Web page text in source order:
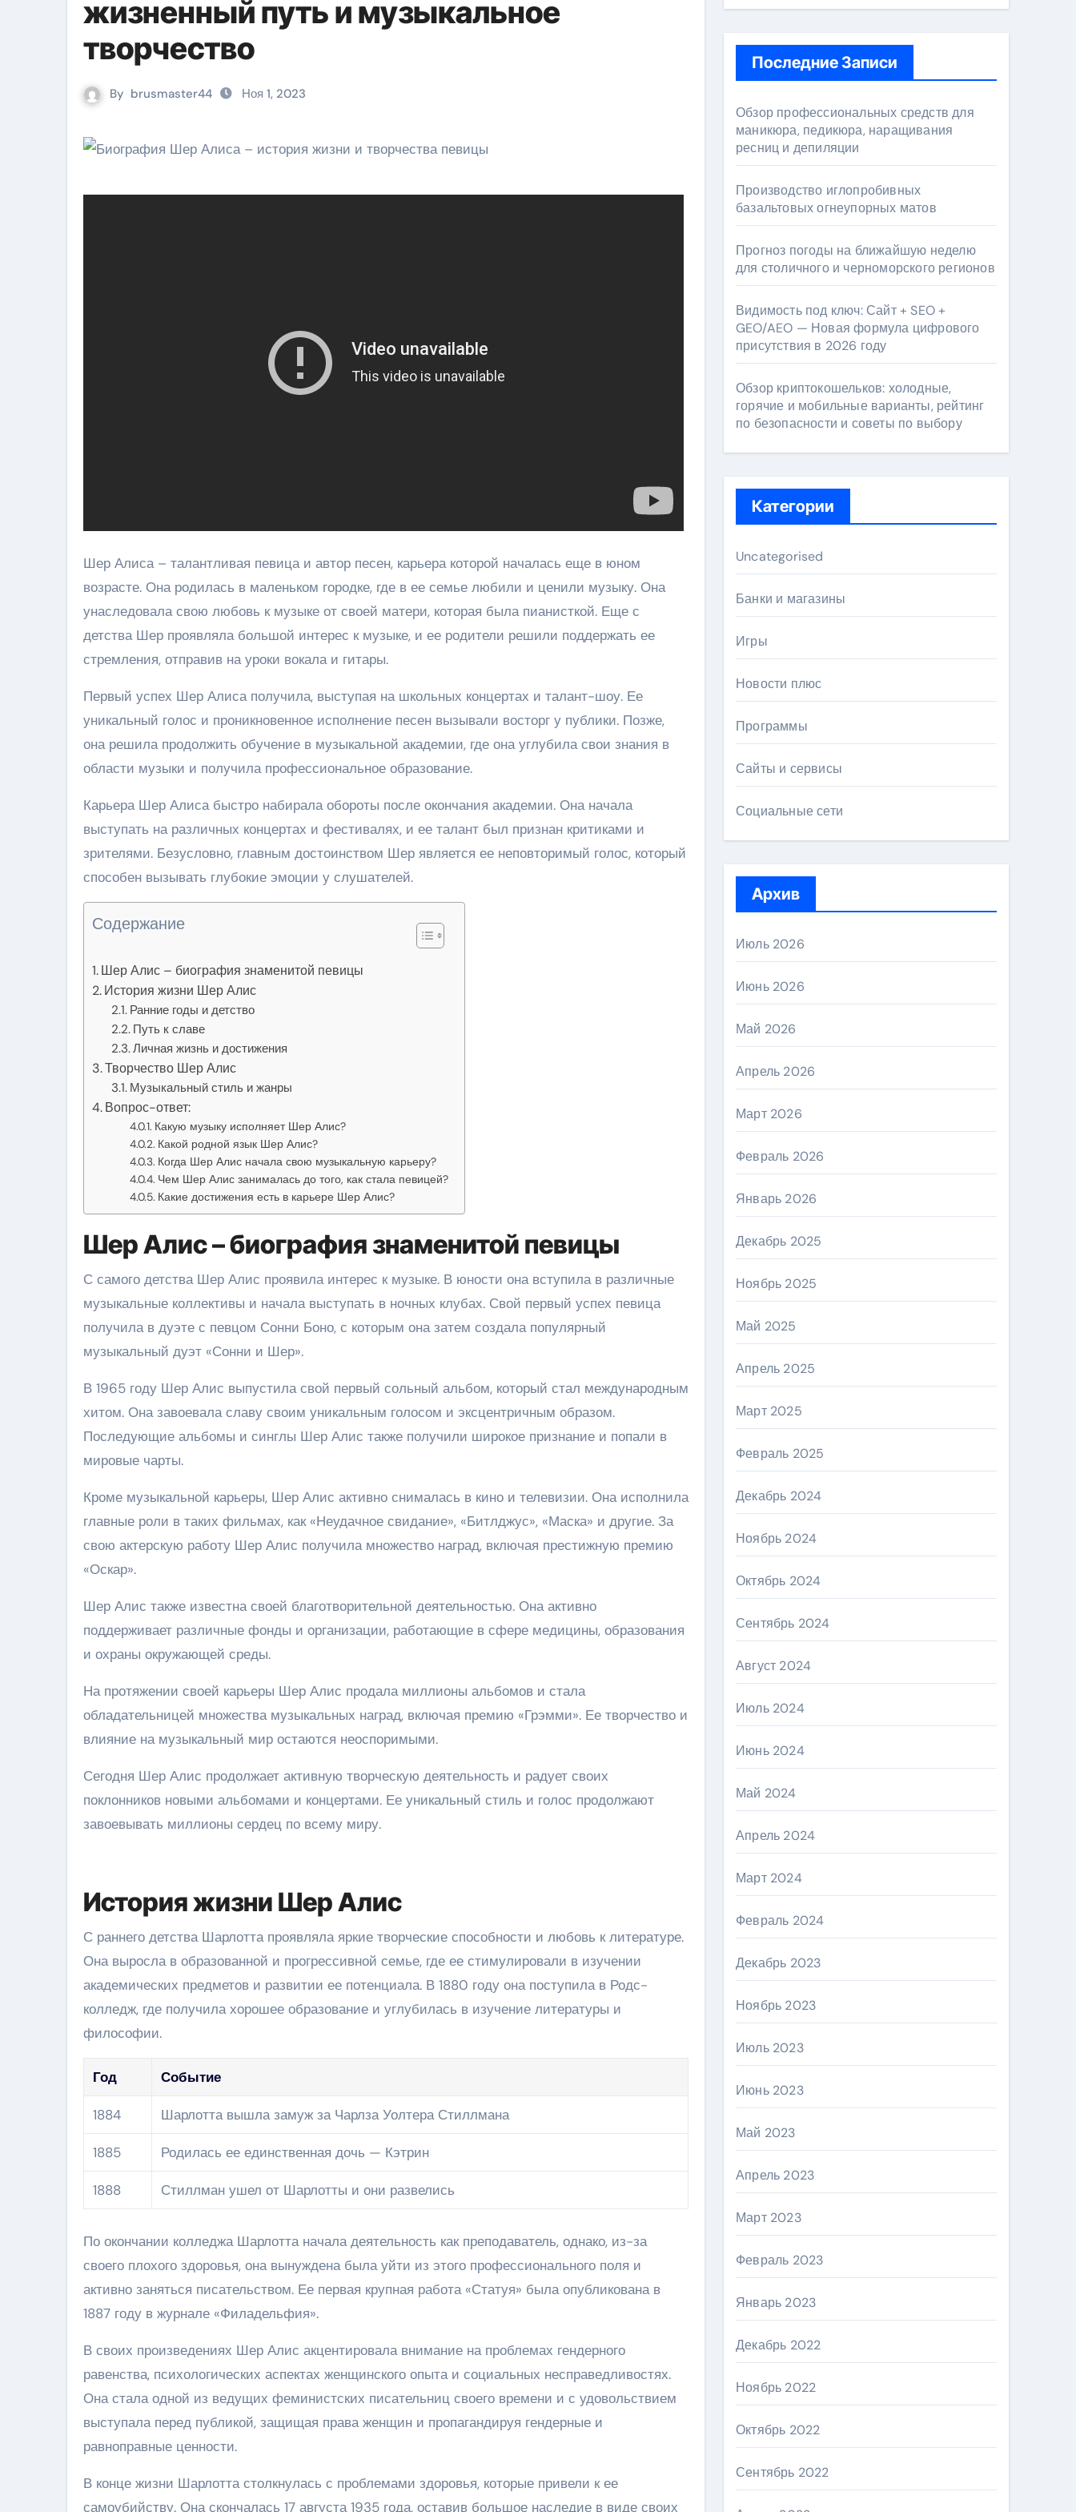
жизненный путь и музыкальное
творчество
By brusmaster44 Ноя 1, 2023
Шер Алиса – талантливая певица и автор песен, карьера которой началась еще в юном
возрасте. Она родилась в маленьком городке, где в ее семье любили и ценили музыку. Она
унаследовала свою любовь к музыке от своей матери, которая была пианисткой. Еще с
детства Шер проявляла большой интерес к музыке, и ее родители решили поддержать ее
стремления, отправив на уроки вокала и гитары.
Первый успех Шер Алиса получила, выступая на школьных концертах и талант-шоу. Ее
уникальный голос и проникновенное исполнение песен вызывали восторг у публики. Позже,
она решила продолжить обучение в музыкальной академии, где она углубила свои знания в
области музыки и получила профессиональное образование.
Карьера Шер Алиса быстро набирала обороты после окончания академии. Она начала
выступать на различных концертах и фестивалях, и ее талант был признан критиками и
зрителями. Безусловно, главным достоинством Шер является ее неповторимый голос, который
способен вызывать глубокие эмоции у слушателей.
Содержание
Шер Алис – биография знаменитой певицы
История жизни Шер Алис
Ранние годы и детство
Путь к славе
Личная жизнь и достижения
Творчество Шер Алис
Музыкальный стиль и жанры
Вопрос-ответ:
Какую музыку исполняет Шер Алис?
Какой родной язык Шер Алис?
Когда Шер Алис начала свою музыкальную карьеру?
Чем Шер Алис занималась до того, как стала певицей?
Какие достижения есть в карьере Шер Алис?
Шер Алис – биография знаменитой певицы
С самого детства Шер Алис проявила интерес к музыке. В юности она вступила в различные
музыкальные коллективы и начала выступать в ночных клубах. Свой первый успех певица
получила в дуэте с певцом Сонни Боно, с которым она затем создала популярный
музыкальный дуэт «Сонни и Шер».
В 1965 году Шер Алис выпустила свой первый сольный альбом, который стал международным
хитом. Она завоевала славу своим уникальным голосом и эксцентричным образом.
Последующие альбомы и синглы Шер Алис также получили широкое признание и попали в
мировые чарты.
Кроме музыкальной карьеры, Шер Алис активно снималась в кино и телевизии. Она исполнила
главные роли в таких фильмах, как «Неудачное свидание», «Битлджус», «Маска» и другие. За
свою актерскую работу Шер Алис получила множество наград, включая престижную премию
«Оскар».
Шер Алис также известна своей благотворительной деятельностью. Она активно
поддерживает различные фонды и организации, работающие в сфере медицины, образования
и охраны окружающей среды.
На протяжении своей карьеры Шер Алис продала миллионы альбомов и стала
обладательницей множества музыкальных наград, включая премию «Грэмми». Ее творчество и
влияние на музыкальный мир остаются неоспоримыми.
Сегодня Шер Алис продолжает активную творческую деятельность и радует своих
поклонников новыми альбомами и концертами. Ее уникальный стиль и голос продолжают
завоевывать миллионы сердец по всему миру.
История жизни Шер Алис
С раннего детства Шарлотта проявляла яркие творческие способности и любовь к литературе.
Она выросла в образованной и прогрессивной семье, где ее стимулировали в изучении
академических предметов и развитии ее потенциала. В 1880 году она поступила в Родс-
колледж, где получила хорошее образование и углубилась в изучение литературы и
философии.
Год Событие
1884 Шарлотта вышла замуж за Чарлза Уолтера Стиллмана
1885 Родилась ее единственная дочь — Кэтрин
1888 Стиллман ушел от Шарлотты и они развелись
По окончании колледжа Шарлотта начала деятельность как преподаватель, однако, из-за
своего плохого здоровья, она вынуждена была уйти из этого профессионального поля и
активно заняться писательством. Ее первая крупная работа «Статуя» была опубликована в
1887 году в журнале «Филадельфия».
В своих произведениях Шер Алис акцентировала внимание на проблемах гендерного
равенства, психологических аспектах женщинского опыта и социальных несправедливостях.
Она стала одной из ведущих феминистских писательниц своего времени и с удовольствием
выступала перед публикой, защищая права женщин и пропагандируя гендерные и
равноправные ценности.
В конце жизни Шарлотта столкнулась с проблемами здоровья, которые привели к ее
самоубийству. Она скончалась 17 августа 1935 года, оставив большое наследие в виде своих
Последние Записи
Обзор профессиональных средств для
маникюра, педикюра, наращивания
ресниц и депиляции
Производство иглопробивных
базальтовых огнеупорных матов
Прогноз погоды на ближайшую неделю
для столичного и черноморского регионов
Видимость под ключ: Сайт + SEO +
GEO/AEO — Новая формула цифрового
присутствия в 2026 году
Обзор криптокошельков: холодные,
горячие и мобильные варианты, рейтинг
по безопасности и советы по выбору
Категории
Uncategorised
Банки и магазины
Игры
Новости плюс
Программы
Сайты и сервисы
Социальные сети
Архив
Июль 2026
Июнь 2026
Май 2026
Апрель 2026
Март 2026
Февраль 2026
Январь 2026
Декабрь 2025
Ноябрь 2025
Май 2025
Апрель 2025
Март 2025
Февраль 2025
Декабрь 2024
Ноябрь 2024
Октябрь 2024
Сентябрь 2024
Август 2024
Июль 2024
Июнь 2024
Май 2024
Апрель 2024
Март 2024
Февраль 2024
Декабрь 2023
Ноябрь 2023
Июль 2023
Июнь 2023
Май 2023
Апрель 2023
Март 2023
Февраль 2023
Январь 2023
Декабрь 2022
Ноябрь 2022
Октябрь 2022
Сентябрь 2022